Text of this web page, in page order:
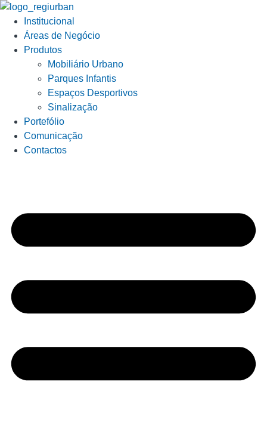
Institucional
Áreas de Negócio
Produtos
Mobiliário Urbano
Parques Infantis
Espaços Desportivos
Sinalização
Portefólio
Comunicação
Contactos